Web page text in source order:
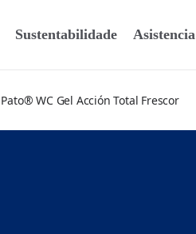
Sustentabilidade Asistencia
Pato® WC Gel Acción Total Frescor